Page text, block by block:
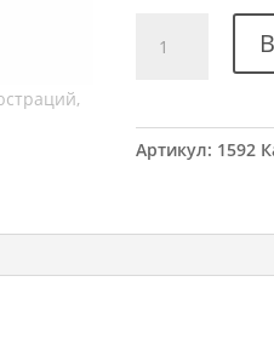
товара
1004/448
Артикул: 1592